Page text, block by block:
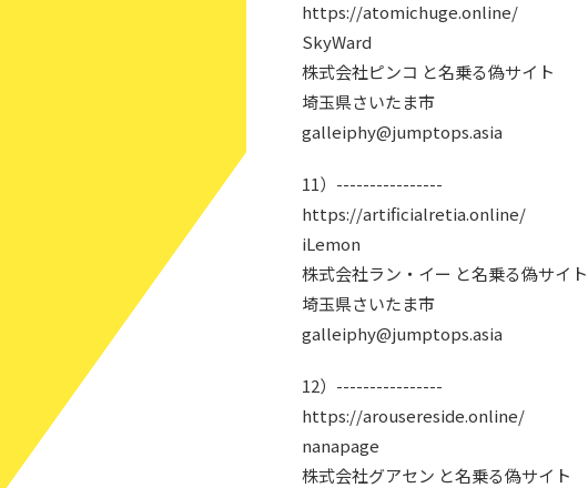
https://atomichuge.online/
SkyWard
株式会社ピンコ と名乗る偽サイト
埼玉県さいたま市
galleiphy@jumptops.asia
11）----------------
https://artificialretia.online/
iLemon
株式会社ラン・イー と名乗る偽サイト
埼玉県さいたま市
galleiphy@jumptops.asia
12）----------------
https://arousereside.online/
nanapage
株式会社グアセン と名乗る偽サイト